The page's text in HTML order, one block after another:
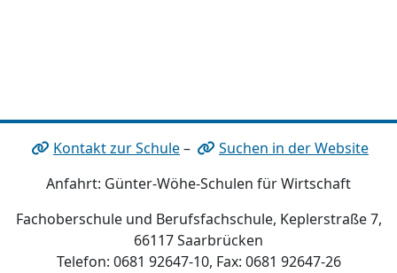
Kontakt zur Schule–
Suchen in der Website
Anfahrt: Günter-Wöhe-Schulen für Wirtschaft
Fachoberschule und Berufsfachschule, Keplerstraße 7,
66117 Saarbrücken
Telefon: 0681 92647-10, Fax: 0681 92647-26